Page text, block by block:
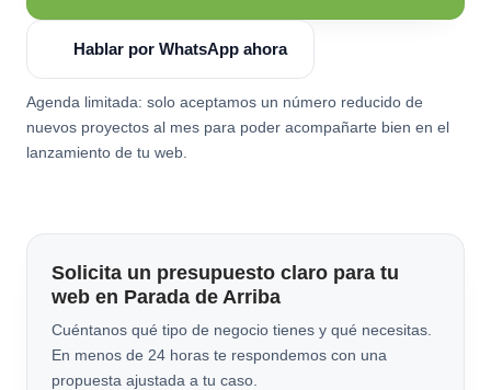
Hablar por WhatsApp ahora
Agenda limitada: solo aceptamos un número reducido de
nuevos proyectos al mes para poder acompañarte bien en el
lanzamiento de tu web.
Solicita un presupuesto claro para tu
web en Parada de Arriba
Cuéntanos qué tipo de negocio tienes y qué necesitas.
En menos de 24 horas te respondemos con una
propuesta ajustada a tu caso.